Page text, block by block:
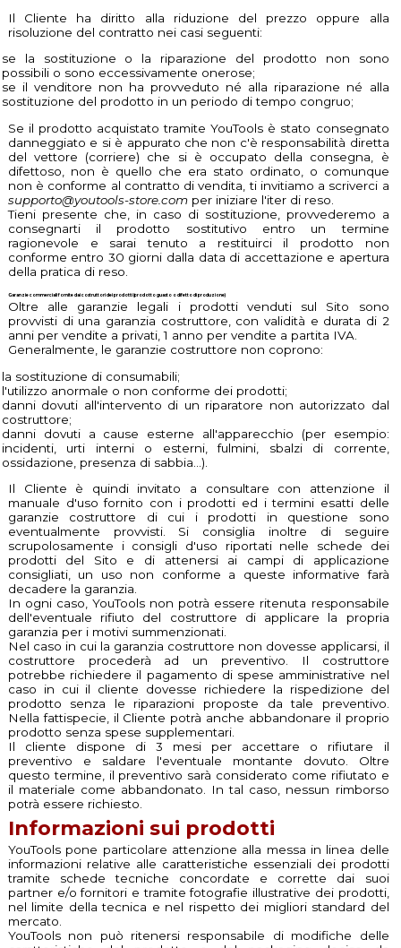
Il Cliente ha diritto alla riduzione del prezzo oppure alla
risoluzione del contratto nei casi seguenti:
se la sostituzione o la riparazione del prodotto non sono
possibili o sono eccessivamente onerose;
se il venditore non ha provveduto né alla riparazione né alla
sostituzione del prodotto in un periodo di tempo congruo;
Se il prodotto acquistato tramite YouTools è stato consegnato
danneggiato e si è appurato che non c'è responsabilità diretta
del vettore (corriere) che si è occupato della consegna, è
difettoso, non è quello che era stato ordinato, o comunque
non è conforme al contratto di vendita, ti invitiamo a scriverci a
supporto@youtools-store.comper iniziare l'iter di reso.
Tieni presente che, in caso di sostituzione, provvederemo a
consegnarti il prodotto sostitutivo entro un termine
ragionevole e sarai tenuto a restituirci il prodotto non
conforme entro 30 giorni dalla data di accettazione e apertura
della pratica di reso.
Garanzie commerciali fornite dai costruttori dei prodotti (prodotto guasto o difetto di produzione)
Oltre alle garanzie legali i prodotti venduti sul Sito sono
provvisti di una garanzia costruttore, con validità e durata di 2
anni per vendite a privati, 1 anno per vendite a partita IVA.
Generalmente, le garanzie costruttore non coprono:
la sostituzione di consumabili;
l'utilizzo anormale o non conforme dei prodotti;
danni dovuti all'intervento di un riparatore non autorizzato dal
costruttore;
danni dovuti a cause esterne all'apparecchio (per esempio:
incidenti, urti interni o esterni, fulmini, sbalzi di corrente,
ossidazione, presenza di sabbia…).
Il Cliente è quindi invitato a consultare con attenzione il
manuale d'uso fornito con i prodotti ed i termini esatti delle
garanzie costruttore di cui i prodotti in questione sono
eventualmente provvisti. Si consiglia inoltre di seguire
scrupolosamente i consigli d'uso riportati nelle schede dei
prodotti del Sito e di attenersi ai campi di applicazione
consigliati, un uso non conforme a queste informative farà
decadere la garanzia.
In ogni caso, YouTools non potrà essere ritenuta responsabile
dell'eventuale rifiuto del costruttore di applicare la propria
garanzia per i motivi summenzionati.
Nel caso in cui la garanzia costruttore non dovesse applicarsi, il
costruttore procederà ad un preventivo. Il costruttore
potrebbe richiedere il pagamento di spese amministrative nel
caso in cui il cliente dovesse richiedere la rispedizione del
prodotto senza le riparazioni proposte da tale preventivo.
Nella fattispecie, il Cliente potrà anche abbandonare il proprio
prodotto senza spese supplementari.
Il cliente dispone di 3 mesi per accettare o rifiutare il
preventivo e saldare l'eventuale montante dovuto. Oltre
questo termine, il preventivo sarà considerato come rifiutato e
il materiale come abbandonato. In tal caso, nessun rimborso
potrà essere richiesto.
Informazioni sui prodotti
YouTools pone particolare attenzione alla messa in linea delle
informazioni relative alle caratteristiche essenziali dei prodotti
tramite schede tecniche concordate e corrette dai suoi
partner e/o fornitori e tramite fotografie illustrative dei prodotti,
nel limite della tecnica e nel rispetto dei migliori standard del
mercato.
YouTools non può ritenersi responsabile di modifiche delle